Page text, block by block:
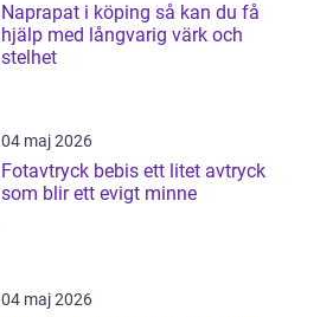
Naprapat i köping så kan du få
hjälp med långvarig värk och
stelhet
04 maj 2026
Fotavtryck bebis ett litet avtryck
som blir ett evigt minne
04 maj 2026